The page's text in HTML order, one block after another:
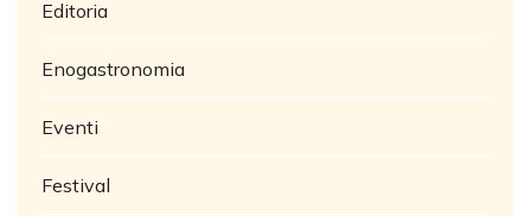
Editoria
Enogastronomia
Eventi
Festival